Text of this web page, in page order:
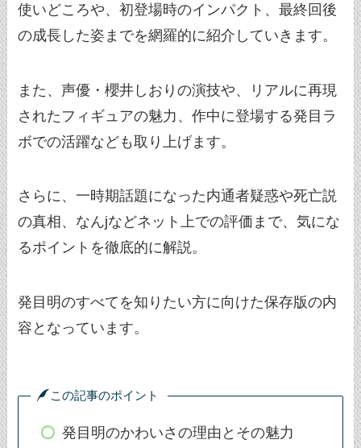
使いどころや、初登場時のインパクト、最終回後
の成長した姿までを網羅的に紹介していきます。
また、声優・櫻井しおりの演技や、リアルに再現
されたフィギュアの魅力、作中に登場する発目ラ
ボでの活躍なども取り上げます。
さらに、一時期話題になった内通者疑惑や死亡説
の真相、なんjなどネット上での評価まで、気にな
るポイントを徹底的に解説。
発目明のすべてを知りたい方に向けた保存版の内
容となっています。
この記事のポイント
発目明のかわいさの理由とその魅力